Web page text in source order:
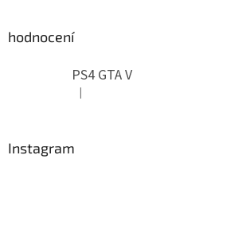
hodnocení
PS4 GTA V
Hodnocení produktu je 5 z 5 hvězdiček.
|
Instagram